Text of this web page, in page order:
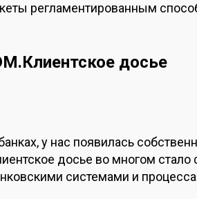
регламентированным
досье
у нас появилась
досье во многом
системами и